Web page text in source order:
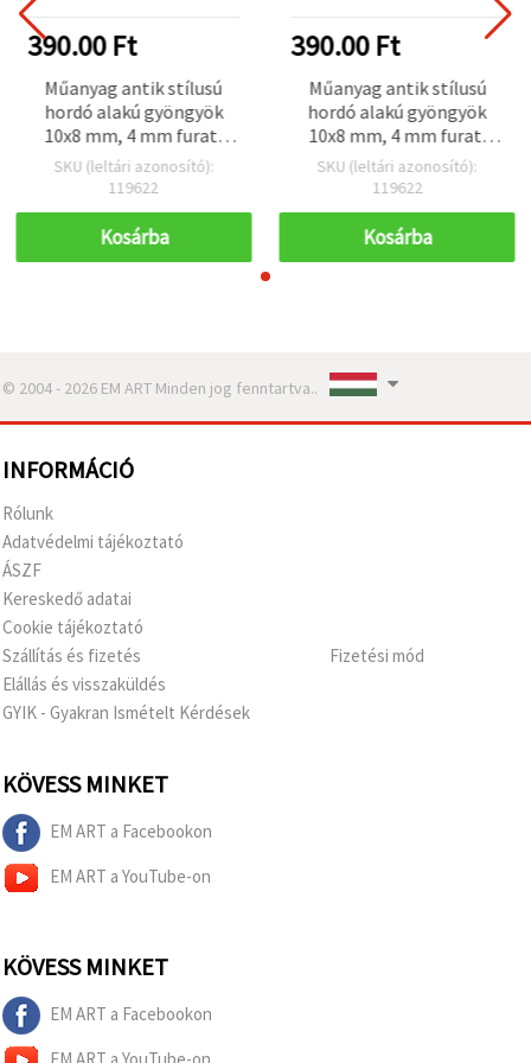
390.00 Ft
Műanyag antik stílusú
hordó alakú gyöngyök
10x8 mm, 4 mm furat,
barna – 50 g (~110 db)
SKU (leltári azonosító):
119622
Kosárba
390.00 Ft
Műanyag antik stílusú
hordó alakú gyöngyök
10x8 mm, 4 mm furat,
barna – 50 g (~110 db)
SKU (leltári azonosító):
119622
Kosárba
© 2004 - 2026 EM ART Minden jog fenntartva..
INFORMÁCIÓ
Rólunk
Adatvédelmi tájékoztató
ÁSZF
Kereskedő adatai
Cookie tájékoztató
Szállítás és fizetés
Elállás és visszaküldés
GYIK - Gyakran Ismételt Kérdések
Fizetési mód
KÖVESS MINKET
EM ART a Facebookon
EM ART a YouTube-on
KÖVESS MINKET
EM ART a Facebookon
EM ART a YouTube-on